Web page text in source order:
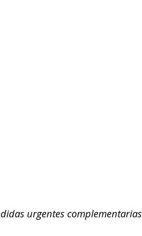
urgentes complementarias